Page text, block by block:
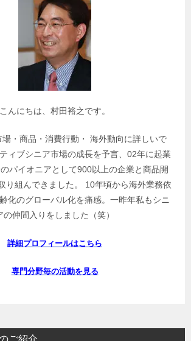
こんにちは、村田裕之です。
・商品・消費行動・ 海外動向に詳しいで
ィブシニア市場の成長を予言、02年に起業
パイオニアとして900以上の企業と商品開
り組んできました。 10年頃から海外業務依
化のグローバル化を痛感。一昨年私もシニ
の仲間入りをしました（笑）
詳細プロフィールはこちら
専門分野毎の活動を見る
ご紹介